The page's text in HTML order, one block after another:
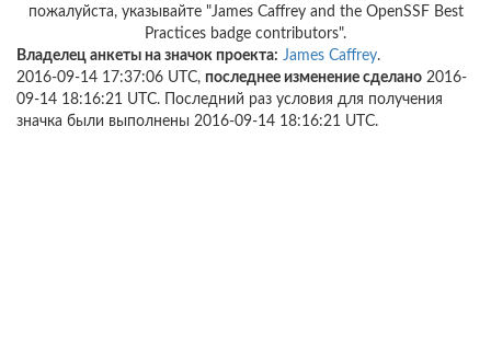
пожалуйста, указывайте "James Caffrey and the OpenSSF Best
Practices badge contributors".
Владелец анкеты на значок проекта: James Caffrey.
2016-09-14 17:37:06 UTC, последнее изменение сделано 2016-
09-14 18:16:21 UTC. Последний раз условия для получения
значка были выполнены 2016-09-14 18:16:21 UTC.